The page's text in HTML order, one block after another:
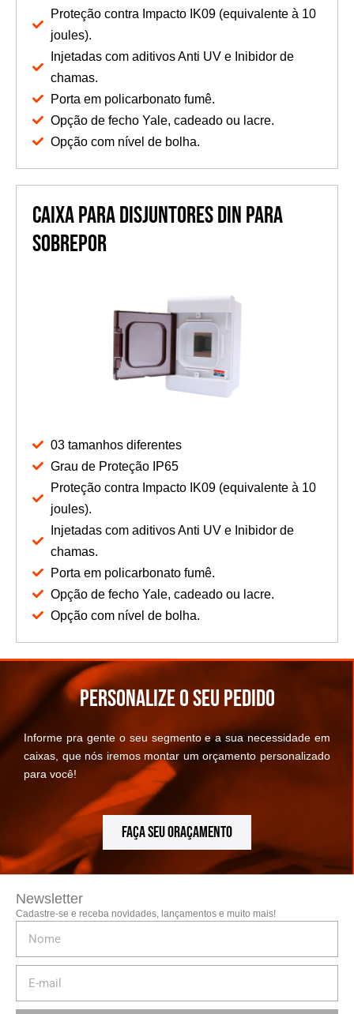
Proteção contra Impacto IK09 (equivalente à 10
joules).
Injetadas com aditivos Anti UV e Inibidor de
chamas.
Porta em policarbonato fumê.
Opção de fecho Yale, cadeado ou lacre.
Opção com nível de bolha.
Caixa para disjuntores DIN para
sobrepor
03 tamanhos diferentes
Grau de Proteção IP65
Proteção contra Impacto IK09 (equivalente à 10
joules).
Injetadas com aditivos Anti UV e Inibidor de
chamas.
Porta em policarbonato fumê.
Opção de fecho Yale, cadeado ou lacre.
Opção com nível de bolha.
FAÇA SEU ORAÇAMENTO
Personalize o seu pedido
Informe pra gente o seu segmento e a sua necessidade em
caixas, que nós iremos montar um orçamento personalizado
para você!
Newsletter
Cadastre-se e receba novidades, lançamentos e muito mais!